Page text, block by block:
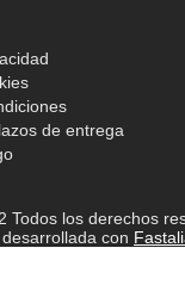
de entrega
Todos los derechos
desarrollada con